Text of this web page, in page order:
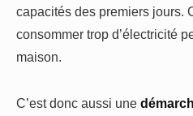
capacités des premiers jours.
consommer trop d’électricité
maison.
C’est donc aussi une